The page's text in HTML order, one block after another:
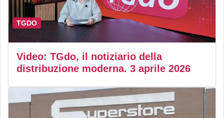
TGDO
Video: TGdo, il notiziario della
distribuzione moderna. 3 aprile 2026